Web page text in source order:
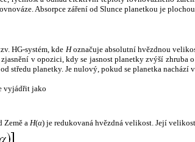
Absorpce záření od Slunce planetkou je
HG-systém, kde Hoznačuje absolutní hvězdnou
v opozici, kdy se jasnost planetky zvýší zhruba
středu planetky. Je nulový, pokud se planetka nachází
vyjádřit jako
Země a H(α) je redukovaná hvězdná velikost. Její